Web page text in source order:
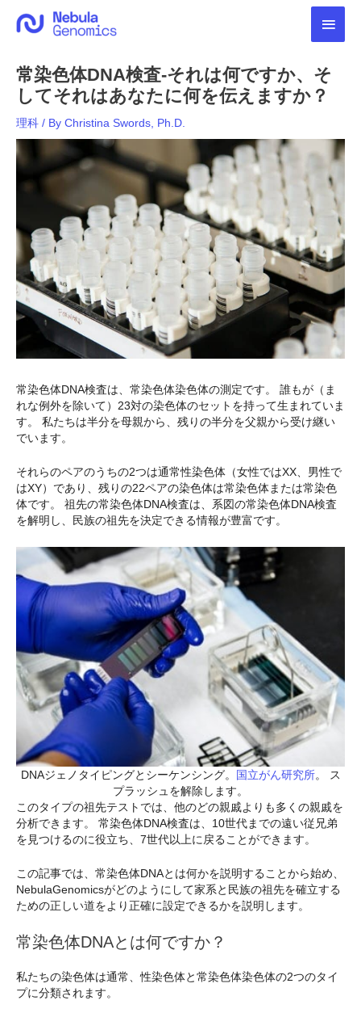
メ
ン
ニ
ュ
ー
常染色体DNA検査-それは何ですか、そ
してそれはあなたに何を伝えますか？
理科 / By Christina Swords, Ph.D.
常染色体DNA検査は、常染色体染色体の測定です。 誰もが（ま
れな例外を除いて）23対の染色体のセットを持って生まれていま
す。 私たちは半分を母親から、残りの半分を父親から受け継い
でいます。
それらのペアのうちの2つは通常性染色体（女性ではXX、男性で
はXY）であり、残りの22ペアの染色体は常染色体または常染色
体です。 祖先の常染色体DNA検査は、系図の常染色体DNA検査
を解明し、民族の祖先を決定できる情報が豊富です。
DNAジェノタイピングとシーケンシング。 国立がん研究所。 ス
プラッシュを解除します。
このタイプの祖先テストでは、他のどの親戚よりも多くの親戚を
分析できます。 常染色体DNA検査は、10世代までの遠い従兄弟
を見つけるのに役立ち、7世代以上に戻ることができます。
この記事では、常染色体DNAとは何かを説明することから始め、
NebulaGenomicsがどのようにして家系と民族の祖先を確立する
ための正しい道をより正確に設定できるかを説明します。
常染色体DNAとは何ですか？
私たちの染色体は通常、性染色体と常染色体染色体の2つのタイ
プに分類されます。